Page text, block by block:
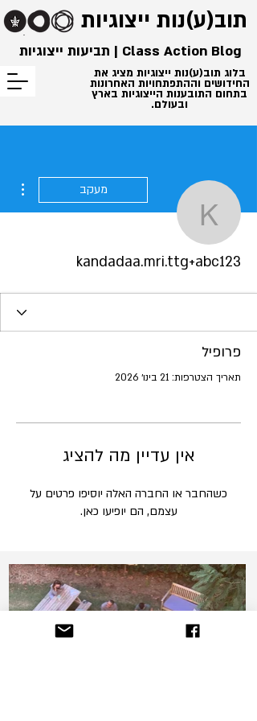
תוב(ע)נות ייצוגיות
בלוג תוב(ע)נות ייצוגיות מציג את
החידושים וההתפתחויות האחרונות
בתחום התובענות הייצוגיות בארץ
ובעולם.
Class Action Blog | תביעות ייצוגיות
מעקב
kandadaa.mri.ttg+abc123
פרופיל
תאריך הצטרפות: 21 בינו׳ 2026
אין עדיין מה להציג
כשהחבר או החברה האלה יוסיפו פרטים על
עצמם, הם יופיעו כאן.